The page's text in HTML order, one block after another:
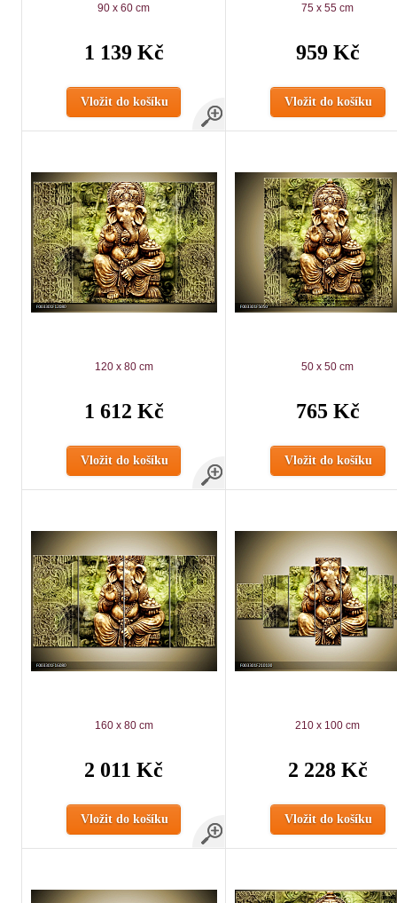
90 x 60 cm
1 139 Kč
Vložit do košíku
75 x 55 cm
959 Kč
Vložit do košíku
120 x 80 cm
1 612 Kč
Vložit do košíku
50 x 50 cm
765 Kč
Vložit do košíku
160 x 80 cm
2 011 Kč
Vložit do košíku
210 x 100 cm
2 228 Kč
Vložit do košíku